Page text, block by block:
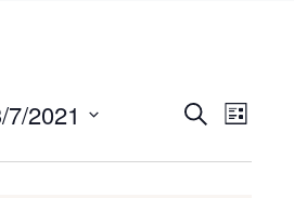
E
v
C
r
E
E
e
7/2021